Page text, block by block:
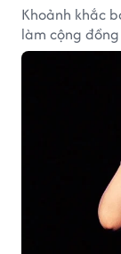
Khoảnh khắc
làm cộng